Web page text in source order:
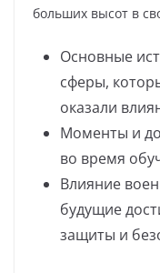
больших высот в
Основные
сферы,
оказали
Моменты и
во время
Влияние
будущие
защиты и